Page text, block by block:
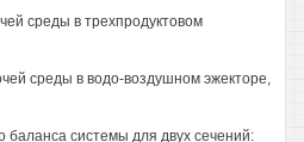
среды в трехпродуктовом
среды в водо-воздушном эжекторе,
баланса системы для двух сечений: